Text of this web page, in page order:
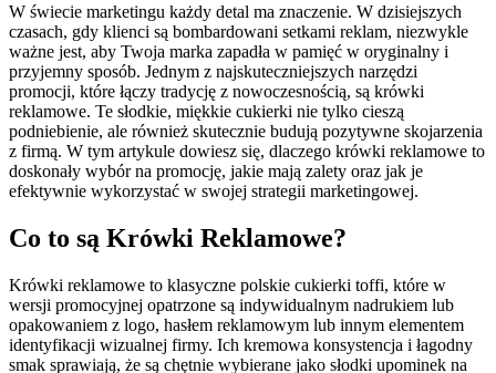
W świecie marketingu każdy detal ma znaczenie. W dzisiejszych
czasach, gdy klienci są bombardowani setkami reklam, niezwykle
ważne jest, aby Twoja marka zapadła w pamięć w oryginalny i
przyjemny sposób. Jednym z najskuteczniejszych narzędzi
promocji, które łączy tradycję z nowoczesnością, są krówki
reklamowe. Te słodkie, miękkie cukierki nie tylko cieszą
podniebienie, ale również skutecznie budują pozytywne skojarzenia
z firmą. W tym artykule dowiesz się, dlaczego krówki reklamowe to
doskonały wybór na promocję, jakie mają zalety oraz jak je
efektywnie wykorzystać w swojej strategii marketingowej.
Co to są Krówki Reklamowe?
Krówki reklamowe to klasyczne polskie cukierki toffi, które w
wersji promocyjnej opatrzone są indywidualnym nadrukiem lub
opakowaniem z logo, hasłem reklamowym lub innym elementem
identyfikacji wizualnej firmy. Ich kremowa konsystencja i łagodny
smak sprawiają, że są chętnie wybierane jako słodki upominek na